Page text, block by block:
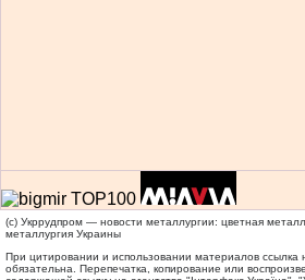
(c) Укррудпром — новости металлургии: цветная
металлургия Украины
При цитировании и использовании материалов ссылка
обязательна. Перепечатка, копирование или